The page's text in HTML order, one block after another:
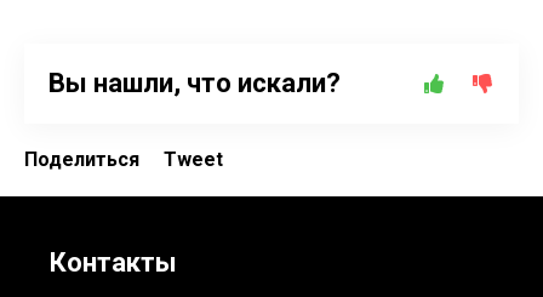
Вы нашли, что искали?
Поделиться Tweet
Контакты